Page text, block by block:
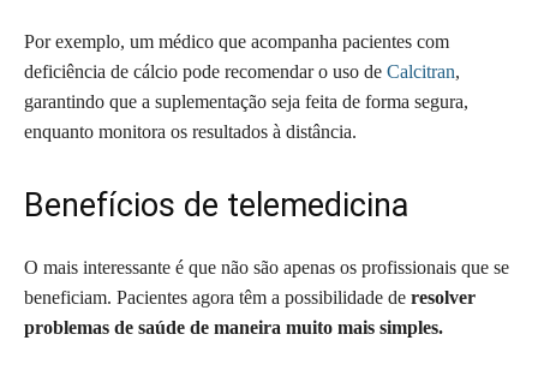
Por exemplo, um médico que acompanha pacientes com
deficiência de cálcio pode recomendar o uso de Calcitran,
garantindo que a suplementação seja feita de forma segura,
enquanto monitora os resultados à distância.
Benefícios de telemedicina
O mais interessante é que não são apenas os profissionais que se
beneficiam. Pacientes agora têm a possibilidade de resolver
problemas de saúde de maneira muito mais simples.